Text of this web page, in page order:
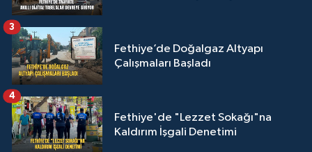
Fethiye’de Doğalgaz Altyapı
Çalışmaları Başladı
3
Fethiye'de "Lezzet Sokağı"na
Kaldırım İşgali Denetimi
4